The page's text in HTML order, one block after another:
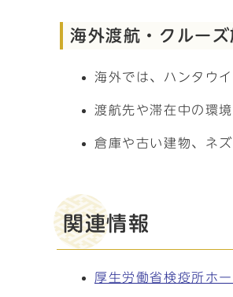
海外渡航・クルー
海外では、ハンタウ
渡航先や滞在中の環
倉庫や古い建物、ネ
関連情報
厚生労働省検疫所ホ